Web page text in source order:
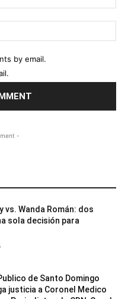
by email.
-
vs. Wanda Román: dos
sola decisión para
de Santo Domingo
justicia a Coronel Medico